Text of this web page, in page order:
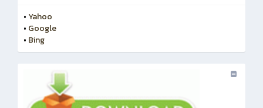
• Yahoo
• Google
• Bing